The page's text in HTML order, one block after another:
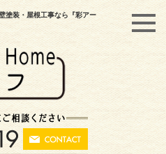
塗装・屋根工事なら『彩アー